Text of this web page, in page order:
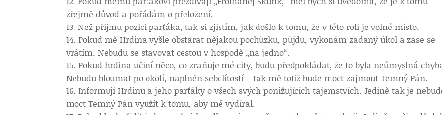
zřejmě důvod a pořádám o přeložení.
Než přijmu pozici parťáka, tak si zjistím, jak došlo k tomu, že v této roli je volné místo.
Pokud mě Hrdina vyšle obstarat nějakou pochůzku, půjdu, vykonám zadaný úkol a zase se
vrátím. Nebudu se stavovat cestou v hospodě „na jedno“.
Pokud hrdina učiní něco, co zraňuje mé city, budu předpokládat, že to byla neúmyslná
Nebudu bloumat po okolí, naplněn sebelítostí – tak mě totiž bude moct zajmout Temný Pán.
Informuji Hrdinu a jeho parťáky o všech svých ponižujících tajemstvích. Jedině tak je
moct Temný Pán využít k tomu, aby mě vydíral.